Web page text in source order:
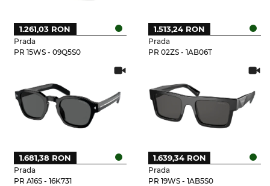
Prada
PR 15WS - 09Q5S0
1.261,03 RON
Prada
PR 02ZS - 1AB06T
1.513,24 RON
Prada
PR A16S - 16K731
1.681,38 RON
Prada
PR 19WS - 1AB5S0
1.639,34 RON